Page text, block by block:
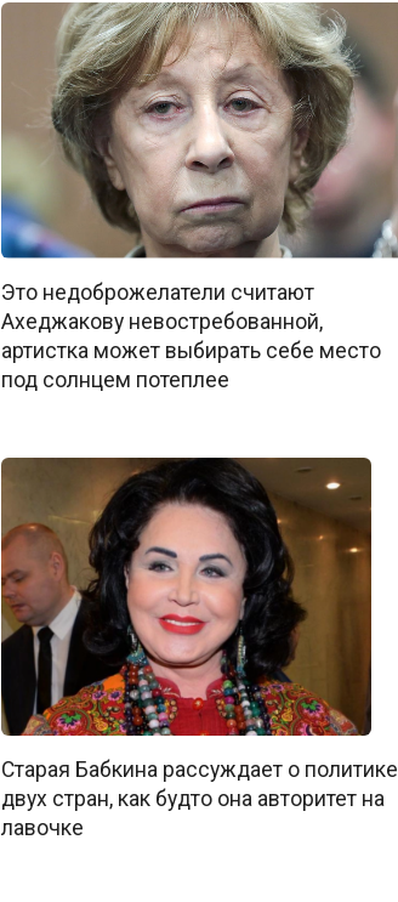
Это недоброжелатели считают
Ахеджакову невостребованной,
артистка может выбирать себе место
под солнцем потеплее
Старая Бабкина рассуждает о политике
двух стран, как будто она авторитет на
лавочке